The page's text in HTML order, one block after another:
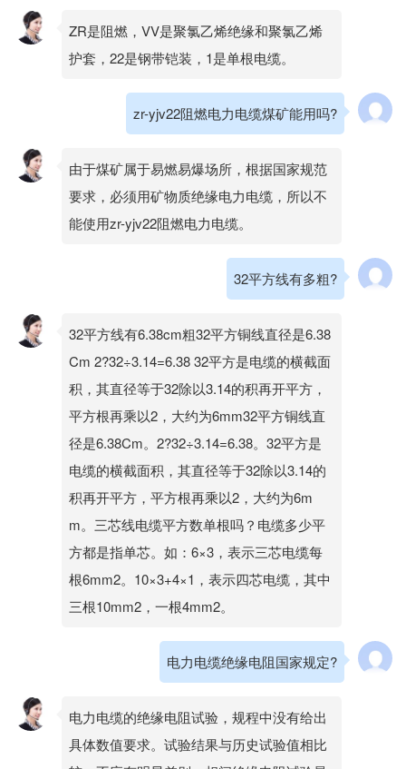
ZR是阻燃，VV是聚氯乙烯绝缘和聚氯乙烯
护套，22是钢带铠装，1是单根电缆。
zr-yjv22阻燃电力电缆煤矿能用吗?
由于煤矿属于易燃易爆场所，根据国家规范
要求，必须用矿物质绝缘电力电缆，所以不
能使用zr-yjv22阻燃电力电缆。
32平方线有多粗?
32平方线有6.38cm粗32平方铜线直径是6.38
Cm 2?32÷3.14=6.38 32平方是电缆的横截面
积，其直径等于32除以3.14的积再开平方，
平方根再乘以2，大约为6mm32平方铜线直
径是6.38Cm。2?32÷3.14=6.38。32平方是
电缆的横截面积，其直径等于32除以3.14的
积再开平方，平方根再乘以2，大约为6m
m。三芯线电缆平方数单根吗？电缆多少平
方都是指单芯。如：6×3，表示三芯电缆每
根6mm2。10×3+4×1，表示四芯电缆，其中
三根10mm2，一根4mm2。
电力电缆绝缘电阻国家规定?
电力电缆的绝缘电阻试验，规程中没有给出
具体数值要求。试验结果与历史试验值相比